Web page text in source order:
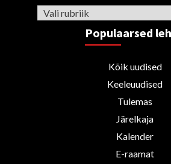
Rubriigid
Populaarsed
Kõik uudised
Keeleuudised
Tulemas
Järelkaja
Kalender
E-raamat